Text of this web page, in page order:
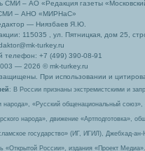
СМИ – АО «Редакция газеты
– АНО «МИРНаС»
— Ниязбаев Я.Ю.
115035 , ул. Пятницкая, дом 25,
turkey.ru
телефон: +7 (499) 390-08-91
— 2026 © mk-turkey.ru
При использовании и
: В России признаны экстремистскими и
народа», «Русский общенациональный
народа», движение «Артподготовка»,
государство» (ИГ, ИГИЛ), Джебхад-
«Открытой России», издания «Проект